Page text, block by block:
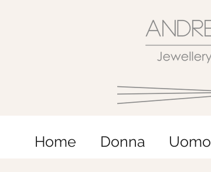
Home Donna Uomo